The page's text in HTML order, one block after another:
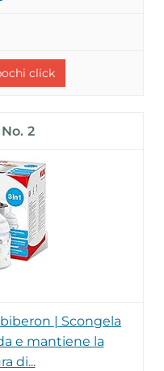
click
2
| Scongela
e mantiene la
di...